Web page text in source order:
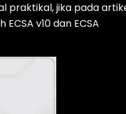
praktikal, jika pada
v10 dan ECSA